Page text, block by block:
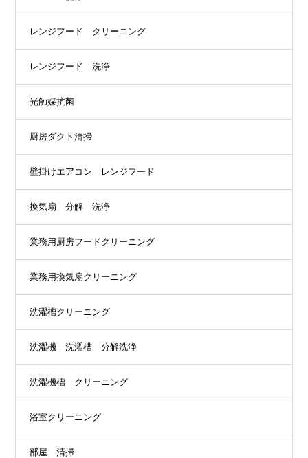
レンジフード クリーニング
レンジフード 洗浄
光触媒抗菌
厨房ダクト清掃
壁掛けエアコン レンジフード
換気扇 分解 洗浄
業務用厨房フードクリーニング
業務用換気扇クリーニング
洗濯槽クリーニング
洗濯機 洗濯槽 分解洗浄
洗濯機槽 クリーニング
浴室クリーニング
部屋 清掃